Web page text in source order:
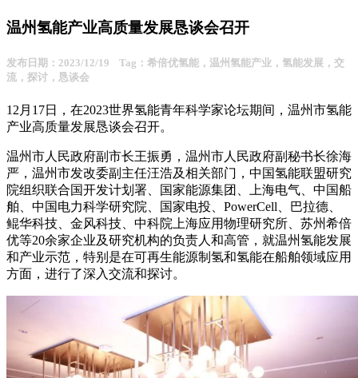
温州氢能产业高质量发展恳谈会召开
发布日期：2023/12/19 Tag：希倍优氢能，温州氢能产业，氢能发展，交
流，探讨，恳谈会
12月17日，在2023世界氢能青年科学家论坛期间，温州市氢能
产业高质量发展恳谈会召开。
温州市人民政府副市长王振勇，温州市人民政府副秘书长徐海
严，温州市发改委副主任汪浩及相关部门，中国氢能联盟研究
院组织联合国开发计划署、国家能源集团、上海电气、中国船
舶、中国电力科学研究院、国家电投、PowerCell、巴拉德、
鲲华科技、金风科技、中科院上海应用物理研究所、苏州希倍
优等20余家企业及研究机构的负责人和高管，就温州氢能发展
和产业示范，特别是在可再生能源制氢和氢能在船舶领域应用
方面，进行了深入交流和探讨。